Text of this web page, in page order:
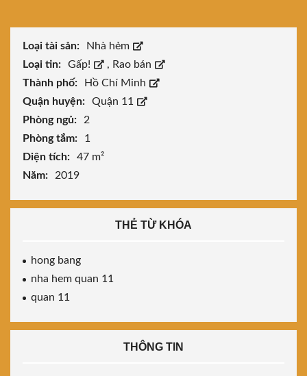
Loại tài sản:
Nhà hẻm
Loại tin:
Gấp! , Rao bán
Thành phố:
Hồ Chí Minh
Quận huyện:
Quận 11
Phòng ngủ:
2
Phòng tắm:
1
Diện tích:
47 m²
Năm:
2019
THẺ TỪ KHÓA
hong bang
nha hem quan 11
quan 11
THÔNG TIN